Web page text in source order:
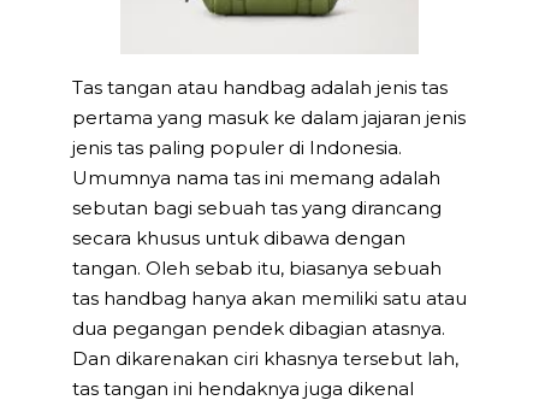
Tas tangan atau handbag adalah jenis tas
pertama yang masuk ke dalam jajaran jenis
jenis tas paling populer di Indonesia.
Umumnya nama tas ini memang adalah
sebutan bagi sebuah tas yang dirancang
secara khusus untuk dibawa dengan
tangan. Oleh sebab itu, biasanya sebuah
tas handbag hanya akan memiliki satu atau
dua pegangan pendek dibagian atasnya.
Dan dikarenakan ciri khasnya tersebut lah,
tas tangan ini hendaknya juga dikenal